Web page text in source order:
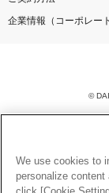
企業情報（コーポレー
©
このサイトに掲載され
を問わず、著作権法の
とを禁じます。
楽曲及びコンテンツは
We use cookies to
personalize